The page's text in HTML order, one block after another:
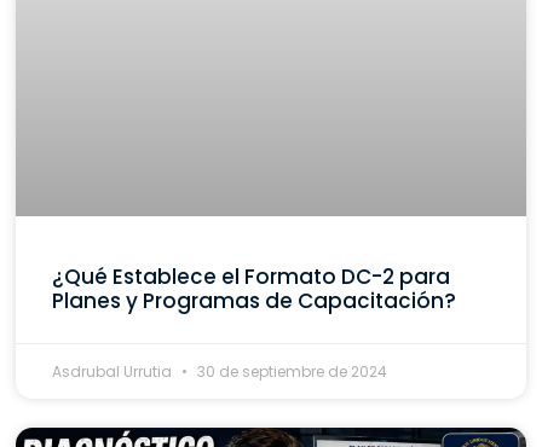
¿Qué Establece el Formato DC-2 para
Planes y Programas de Capacitación?
Asdrubal Urrutia 30 de septiembre de 2024